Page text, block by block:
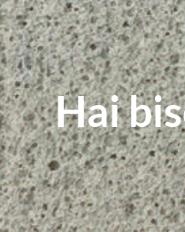
Hai